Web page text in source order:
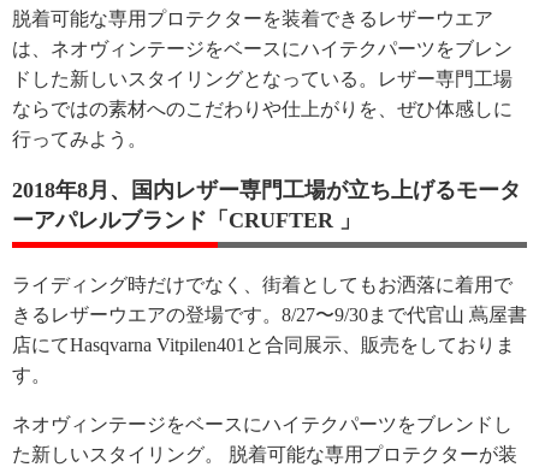
脱着可能な専用プロテクターを装着できるレザーウエア
は、ネオヴィンテージをベースにハイテクパーツをブレン
ドした新しいスタイリングとなっている。レザー専門工場
ならではの素材へのこだわりや仕上がりを、ぜひ体感しに
行ってみよう。
2018年8月、国内レザー専門工場が立ち上げるモータ
ーアパレルブランド「CRUFTER 」
ライディング時だけでなく、街着としてもお洒落に着用で
きるレザーウエアの登場です。8/27〜9/30まで代官山 蔦屋書
店にてHasqvarna Vitpilen401と合同展示、販売をしておりま
す。
ネオヴィンテージをベースにハイテクパーツをブレンドし
た新しいスタイリング。 脱着可能な専用プロテクターが装